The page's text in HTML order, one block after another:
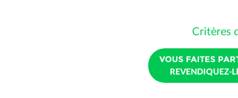
Critères
VOUS FAITES
REVENDIQUEZ-